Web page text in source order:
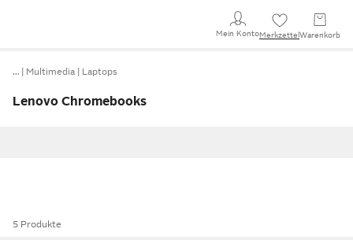
Mein KontoMerkzettel Warenkorb
… Multimedia Laptops
Lenovo Chromebooks
5 Produkte